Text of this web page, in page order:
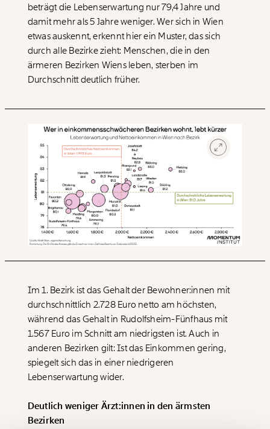
Veränderung
beginnt mit Dir!
Werde Fördermitgliedund wir können gemeinsam
unsere Wirtschaft so gestalten, dass sie für alle
funktioniert. Unsere Recherchen sind für alle frei im
Netz. Unabhängig und werbefrei. Und das wird auch
so bleiben. Kämpf’ mit uns für den Fortschritt und
unterstütze uns mit Deinem Mitgliedsbeitrag.
Du überweist lieber direkt?
Hier unsere IBAN: AT34 4300 0498 0007 6017
beträgt die Lebenserwartung nur 79,4 Jahre und
damit mehr als 5 Jahre weniger. Wer sich in Wien
etwas auskennt, erkennt hier ein Muster, das sich
durch alle Bezirke zieht: Menschen, die in den
ärmeren Bezirken Wiens leben, sterben im
Durchschnitt deutlich früher.
Im 1. Bezirk ist das Gehalt der Bewohner:innen mit
durchschnittlich 2.728 Euro netto am höchsten,
während das Gehalt in Rudolfsheim-Fünfhaus mit
1.567 Euro im Schnitt am niedrigsten ist. Auch in
anderen Bezirken gilt: Ist das Einkommen gering,
spiegelt sich das in einer niedrigeren
Lebenserwartung wider.
Deutlich weniger Ärzt:innen in den ärmsten
Bezirken